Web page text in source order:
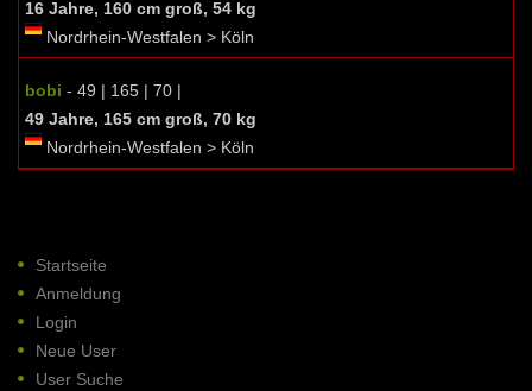
16 Jahre, 160 cm groß, 54 kg
Nordrhein-Westfalen > Köln
bobi - 49 | 165 | 70 |
49 Jahre, 165 cm groß, 70 kg
Nordrhein-Westfalen > Köln
Startseite
Anmeldung
Login
Neue User
User Suche